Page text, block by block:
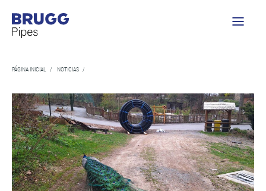
PÁGINA INICIAL / NOTICIAS /